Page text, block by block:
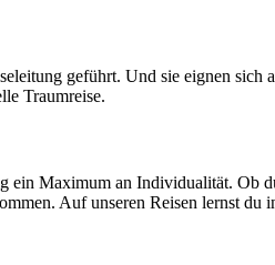
geführt. Und sie eignen sich
Traumreise.
ein Maximum an Individualität. Ob
Auf unseren Reisen lernst du